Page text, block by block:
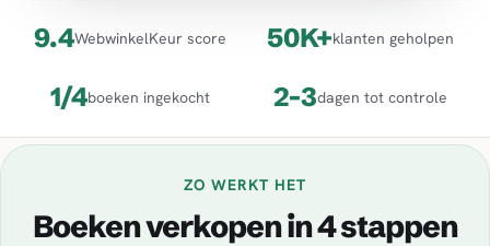
9.4WebwinkelKeur score 50K+klanten geholpen
1/4boeken ingekocht 2-3dagen tot controle
ZO WERKT HET
Boeken verkopen in 4 stappen